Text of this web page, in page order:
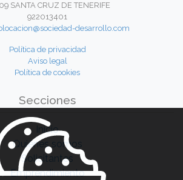
SANTA CRUZ DE TENERIFE
922013401
desarrollo.com
Política de privacidad
Aviso legal
Política de cookies
Secciones
Inicio
Quiénes somos
Solicitantes
Emprendimiento